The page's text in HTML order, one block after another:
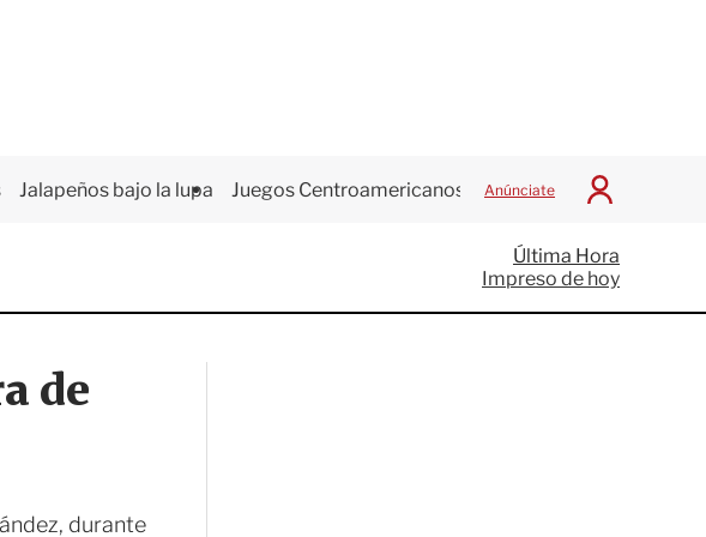
Jalapeños bajo la lupa Juegos Centroamericanos Anúnciate
I
c
i
a
Última Hora
Impreso de hoy
de
durante